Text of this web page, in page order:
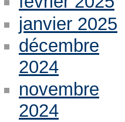
janvier 2025
décembre
2024
novembre
2024